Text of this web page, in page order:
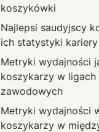
koszykówki
Najlepsi saudyjscy
ich statystyki kariery
Metryki wydajności
koszykarzy w ligach
zawodowych
Metryki wydajności
koszykarzy w